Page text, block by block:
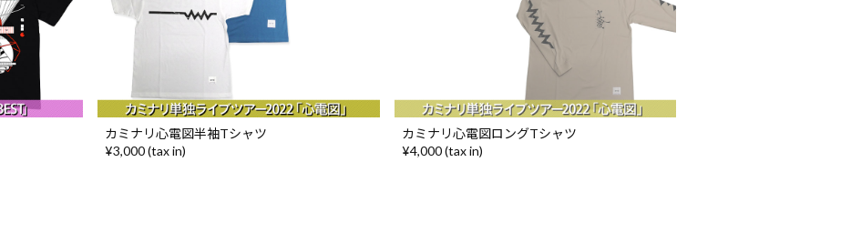
カミナリ心電図半袖Tシャツ
¥3,000 (tax in)
カミナリ心電図ロングTシャツ
¥4,000 (tax in)